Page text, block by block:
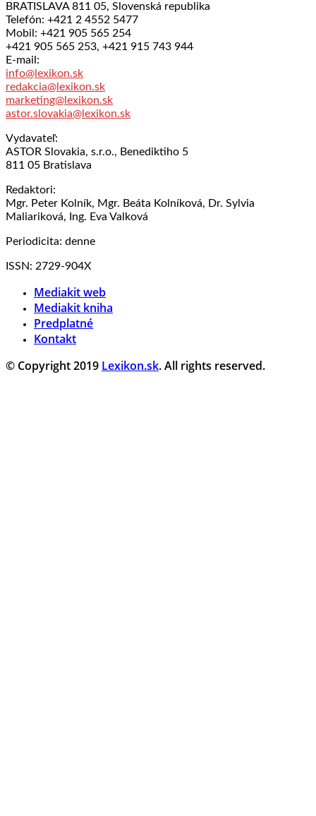
BRATISLAVA 811 05, Slovenská republika
Telefón: +421 2 4552 5477
Mobil: +421 905 565 254
+421 905 565 253, +421 915 743 944
E-mail:
info@lexikon.sk
redakcia@lexikon.sk
marketing@lexikon.sk
astor.slovakia@lexikon.sk
Vydavateľ:
ASTOR Slovakia, s.r.o., Benediktiho 5
811 05 Bratislava
Redaktori:
Mgr. Peter Kolník, Mgr. Beáta Kolníková, Dr. Sylvia
Maliariková, Ing. Eva Valková
Periodicita: denne
ISSN: 2729-904X
Mediakit web
Mediakit kniha
Predplatné
Kontakt
© Copyright 2019 Lexikon.sk. All rights reserved.